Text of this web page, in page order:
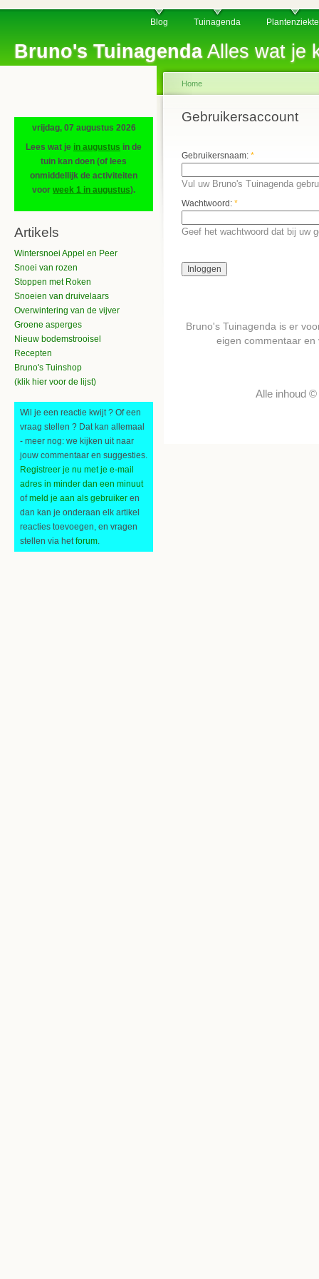
Bruno's TuinagendaAlles wat je
Blog Tuinagenda
vrijdag, 07 augustus 2026
Lees wat je in augustus in de
tuin kan doen (of lees
onmiddellijk de activiteiten
voor week 1 in augustus).
Artikels
Wintersnoei Appel en Peer
Snoei van rozen
Stoppen met Roken
Snoeien van druivelaars
Overwintering van de vijver
Groene asperges
Nieuw bodemstrooisel
Recepten
Bruno's Tuinshop
(klik hier voor de lijst)
Wil je een reactie kwijt ? Of een
vraag stellen ? Dat kan allemaal
- meer nog: we kijken uit naar
jouw commentaar en suggesties.
Registreer je nu met je e-mail
adres in minder dan een minuut
ofmeld je aan als gebruiker en
dan kan je onderaan elk artikel
reacties toevoegen, en vragen
stellen via hetforum.
Home
Gebruikersaccount
Gebruikersnaam: *
Vul uw Bruno's Tuinagenda
Wachtwoord: *
Geef het wachtwoord dat bij uw
Bruno's Tuinagenda is er
eigen commentaar
Alle inhoud